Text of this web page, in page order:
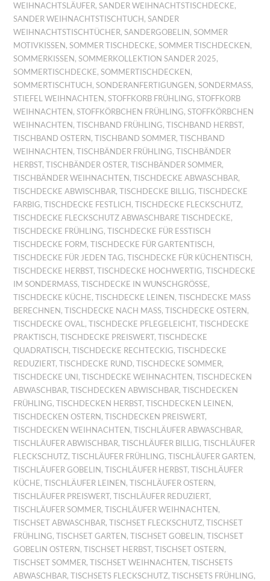
WEIHNACHTSLÄUFER,SANDER WEIHNACHTSTISCHDECKE,
SANDER WEIHNACHTSTISCHTUCH,SANDER
WEIHNACHTSTISCHTÜCHER,SANDERGOBELIN,SOMMER
MOTIVKISSEN,SOMMER TISCHDECKE,SOMMER TISCHDECKEN,
SOMMERKISSEN,SOMMERKOLLEKTION SANDER 2025,
SOMMERTISCHDECKE,SOMMERTISCHDECKEN,
SOMMERTISCHTUCH,SONDERANFERTIGUNGEN,SONDERMASS ,
STIEFEL WEIHNACHTEN,STOFFKORB FRÜHLING,STOFFKORB
WEIHNACHTEN,STOFFKÖRBCHEN FRÜHLING,STOFFKÖRBCHEN
WEIHNACHTEN,TISCHBAND FRÜHLING,TISCHBAND HERBST,
TISCHBAND OSTERN,TISCHBAND SOMMER,TISCHBAND
WEIHNACHTEN,TISCHBÄNDER FRÜHLING,TISCHBÄNDER
HERBST,TISCHBÄNDER OSTER,TISCHBÄNDER SOMMER,
TISCHBÄNDER WEIHNACHTEN,TISCHDECKE ABWASCHBAR,
TISCHDECKE ABWISCHBAR,TISCHDECKE BILLIG,TISCHDECKE
FARBIG,TISCHDECKE FESTLICH,TISCHDECKE FLECKSCHUTZ,
TISCHDECKE FLECKSCHUTZ ABWASCHBARE TISCHDECKE,
TISCHDECKE FRÜHLING,TISCHDECKE FÜR ESSTISCH
TISCHDECKE FORM,TISCHDECKE FÜR GARTENTISCH,
TISCHDECKE FÜR JEDEN TAG,TISCHDECKE FÜR KÜCHENTISCH,
TISCHDECKE HERBST,TISCHDECKE HOCHWERTIG,TISCHDECKE
IM SONDERMASS ,TISCHDECKE IN WUNSCHGRÖSSE ,
TISCHDECKE KÜCHE,TISCHDECKE LEINEN,TISCHDECKE MASS B
ERECHNEN
,TISCHDECKE NACH MASS ,TISCHDECKE OSTERN,
TISCHDECKE OVAL ,TISCHDECKE PFLEGELEICHT,TISCHDECKE
PRAKTISCH,TISCHDECKE PREISWERT,TISCHDECKE
QUADRATISCH,TISCHDECKE RECHTECKIG,TISCHDECKE
REDUZIERT,TISCHDECKE RUND,TISCHDECKE SOMMER,
TISCHDECKE UNI,TISCHDECKE WEIHNACHTEN,TISCHDECKEN
ABWASCHBAR,TISCHDECKEN ABWISCHBAR,TISCHDECKEN
FRÜHLING,TISCHDECKEN HERBST,TISCHDECKEN LEINEN,
TISCHDECKEN OSTERN,TISCHDECKEN PREISWERT,
TISCHDECKEN WEIHNACHTEN,TISCHLÄUFER ABWASCHBAR,
TISCHLÄUFER ABWISCHBAR,TISCHLÄUFER BILLIG,TISCHLÄUFER
FLECKSCHUTZ,TISCHLÄUFER FRÜHLING,TISCHLÄUFER GARTEN,
TISCHLÄUFER GOBELIN,TISCHLÄUFER HERBST,TISCHLÄUFER
KÜCHE,TISCHLÄUFER LEINEN,TISCHLÄUFER OSTERN,
TISCHLÄUFER PREISWERT,TISCHLÄUFER REDUZIERT,
TISCHLÄUFER SOMMER,TISCHLÄUFER WEIHNACHTEN,
TISCHSET ABWASCHBAR,TISCHSET FLECKSCHUTZ,TISCHSET
FRÜHLING,TISCHSET GARTEN,TISCHSET GOBELIN,TISCHSET
GOBELIN OSTERN,TISCHSET HERBST,TISCHSET OSTERN,
TISCHSET SOMMER,TISCHSET WEIHNACHTEN,TISCHSETS
ABWASCHBAR,TISCHSETS FLECKSCHUTZ,TISCHSETS FRÜHLING,